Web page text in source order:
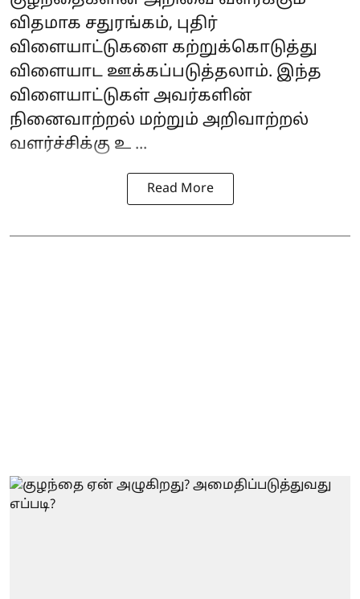
விதமாக சதுரங்கம், புதிர்
விளையாட்டுகளை கற்றுக்கொடுத்து
விளையாட ஊக்கப்படுத்தலாம். இந்த
விளையாட்டுகள் அவர்களின்
நினைவாற்றல் மற்றும் அறிவாற்றல்
வளர்ச்சிக்கு உ ...
Read More